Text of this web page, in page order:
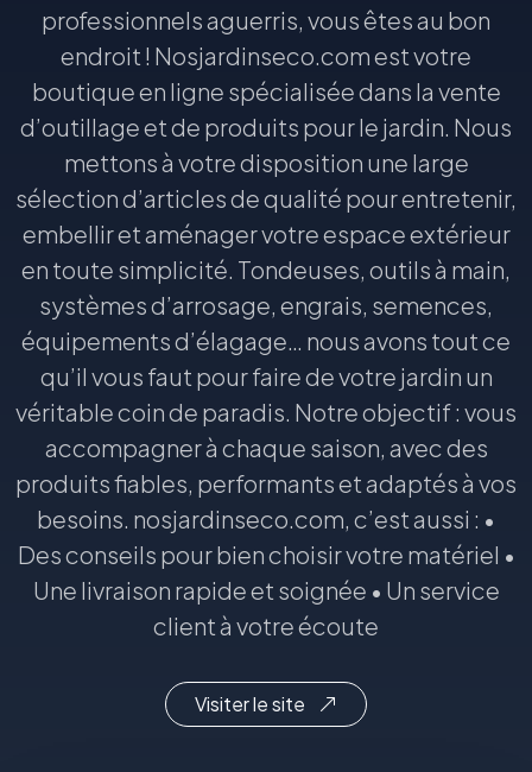
professionnels aguerris, vous êtes au bon
endroit ! Nosjardinseco.com est votre
boutique en ligne spécialisée dans la vente
d’outillage et de produits pour le jardin. Nous
mettons à votre disposition une large
sélection d’articles de qualité pour entretenir,
embellir et aménager votre espace extérieur
en toute simplicité. Tondeuses, outils à main,
systèmes d’arrosage, engrais, semences,
équipements d’élagage… nous avons tout ce
qu’il vous faut pour faire de votre jardin un
véritable coin de paradis. Notre objectif : vous
accompagner à chaque saison, avec des
produits fiables, performants et adaptés à vos
besoins. nosjardinseco.com, c’est aussi : •
Des conseils pour bien choisir votre matériel •
Une livraison rapide et soignée • Un service
client à votre écoute
Visiter le site